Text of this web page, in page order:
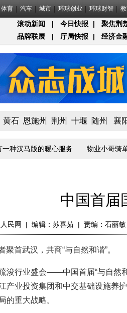
体育 汽车 城市 环球创业 环球财智
滚动新闻 | 今日快报 |
聚焦荆
品牌联展
| 厅局快报 | 经济金
黄石 恩施州 荆州 十堰 随州 襄
汉马版的暖心服务 物业小哥骑单
中国首届
人民网 | 编辑：苏喜茹 | 责编：石丽敏
首武汉，共商“与自然和谐”。
行业盛会——中国首届“与自然和
产业投资集团和中交基础设施养
的重大战略。